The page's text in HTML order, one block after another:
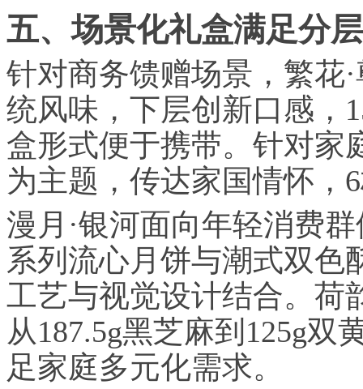
五、场景化礼盒满足分
针对商务馈赠场景，繁花
统风味，下层创新口感，
盒形式便于携带。针对家
为主题，传达家国情怀，
漫月·银河面向年轻消费
系列流心月饼与潮式双色
工艺与视觉设计结合。荷
从187.5g黑芝麻到125g双
足家庭多元化需求。